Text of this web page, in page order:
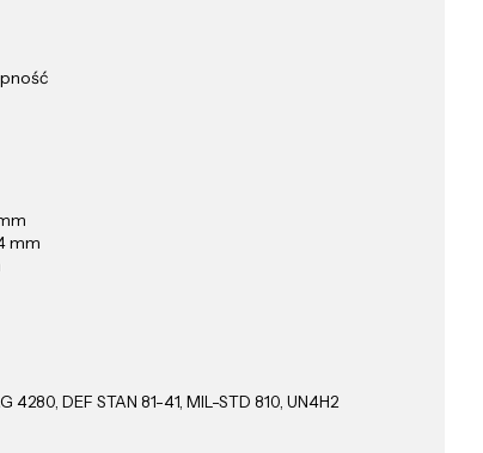
mm
4280, DEF STAN 81-41, MIL-STD 810, UN4H2